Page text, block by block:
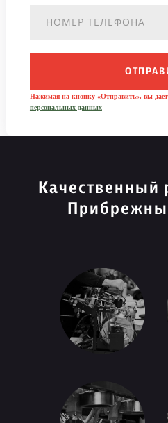
Нажимая на кнопку «Отправить», вы
персональных данных
Качественный